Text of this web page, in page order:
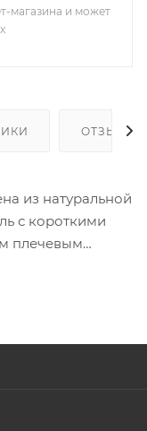
магазина и может
ОТЗЫВЫ
из натуральной
с короткими
плечевым